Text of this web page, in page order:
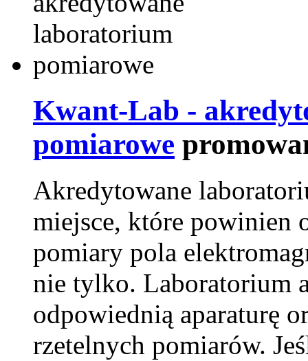
Kwant-Lab -
pomiarowe
Akredytowane
miejsce, które powinien
pomiary pola
nie tylko. Laboratorium
odpowiednią aparaturę
rzetelnych pomiarów.